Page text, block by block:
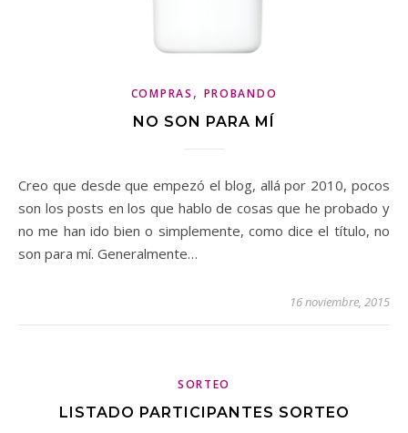
COMPRAS , PROBANDO
NO SON PARA MÍ
Creo que desde que empezó el blog, allá por 2010, pocos
son los posts en los que hablo de cosas que he probado y
no me han ido bien o simplemente, como dice el título, no
son para mí. Generalmente…
16 noviembre, 2015
SORTEO
LISTADO PARTICIPANTES SORTEO